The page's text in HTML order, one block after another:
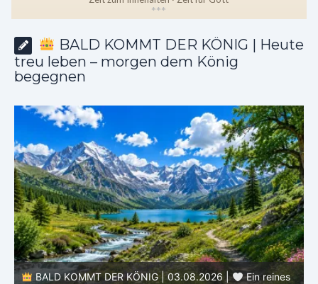
***
BALD KOMMT DER KÖNIG | Heute
treu leben – morgen dem König
begegnen
BALD KOMMT DER KÖNIG | 02.08.2026 |
Christus